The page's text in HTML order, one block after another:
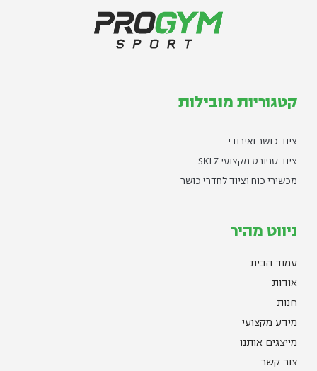
קטגוריות מובילות
ציוד כושר ואירובי
ציוד ספורט מקצועי SKLZ
מכשירי כוח וציוד לחדרי כושר
ניווט מהיר
עמוד הבית
אודות
חנות
מידע מקצועי
מייצגים אותנו
צור קשר